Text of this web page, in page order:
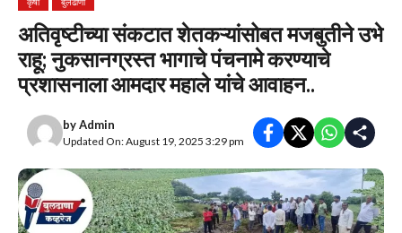
अतिवृष्टीच्या संकटात शेतकऱ्यांसोबत मजबुतीने उभे
राहू; नुकसानग्रस्त भागाचे पंचनामे करण्याचे
प्रशासनाला आमदार महाले यांचे आवाहन..
byAdmin
Updated On: August 19, 2025 3:29 pm